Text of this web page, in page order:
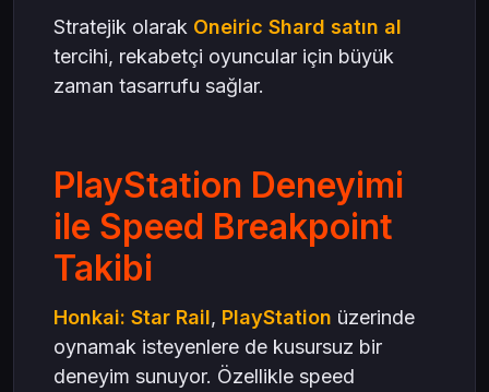
Stratejik olarak Oneiric Shard satın al
tercihi, rekabetçi oyuncular için büyük
zaman tasarrufu sağlar.
PlayStation Deneyimi
ile Speed Breakpoint
Takibi
Honkai: Star Rail, PlayStation üzerinde
oynamak isteyenlere de kusursuz bir
deneyim sunuyor. Özellikle speed